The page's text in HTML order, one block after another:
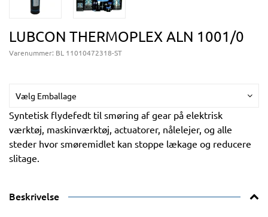
LUBCON THERMOPLEX ALN 1001/0
Varenummer: BL 11010472318-ST
Vælg Emballage
Syntetisk flydefedt til smøring af gear på elektrisk
værktøj, maskinværktøj, actuatorer, nålelejer, og alle
steder hvor smøremidlet kan stoppe lækage og reducere
slitage.
Beskrivelse